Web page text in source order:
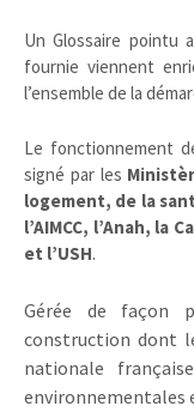
Un Glossaire pointu
fournie viennent
l’ensemble de la
Le fonctionnement
signé par les
logement, de la
l’AIMCC, l’Anah, la
et l’USH.
Gérée de façon
construction dont
nationale
environnementales